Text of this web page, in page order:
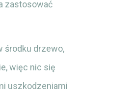
zastosować
środku drzewo,
więc nic się
uszkodzeniami